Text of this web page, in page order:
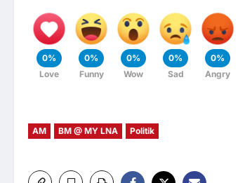
0%
Love
0%
Funny
0%
Wow
0%
Sad
0%
Angry
AM BM @ MY LNA Politik